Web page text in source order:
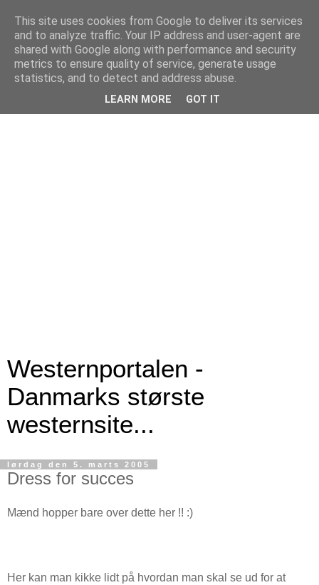
Westernportalen -
Danmarks største
westernsite...
lørdag den 5. marts 2005
Dress for succes
Mænd hopper bare over dette her !! :)
Her kan man kikke lidt på hvordan man skal se ud for at
This site uses cookies from Google to deliver its services
and to analyze traffic. Your IP address and user-agent are
shared with Google along with performance and security
metrics to ensure quality of service, generate usage
statistics, and to detect and address abuse.
LEARN MORE GOT IT